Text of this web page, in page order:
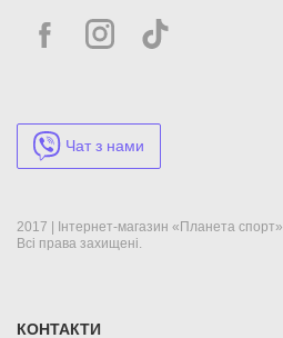
Чат з нами
2017 | Інтернет-магазин «Планета спорт»
Всі права захищені.
КОНТАКТИ